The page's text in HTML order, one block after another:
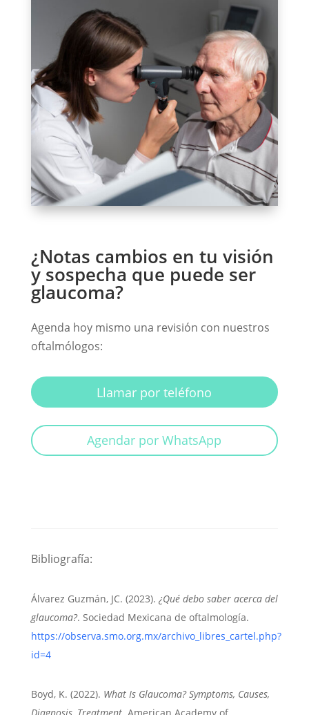
¿Notas cambios en tu visión
y sospecha que puede ser
glaucoma?
Agenda hoy mismo una revisión con nuestros
oftalmólogos:
Llamar por teléfono
Agendar por WhatsApp
Bibliografía:
Álvarez Guzmán, JC. (2023). ¿Qué debo saber acerca del
glaucoma?. Sociedad Mexicana de oftalmología.
https://observa.smo.org.mx/archivo_libres_cartel.php?
id=4
Boyd, K. (2022). What Is Glaucoma? Symptoms, Causes,